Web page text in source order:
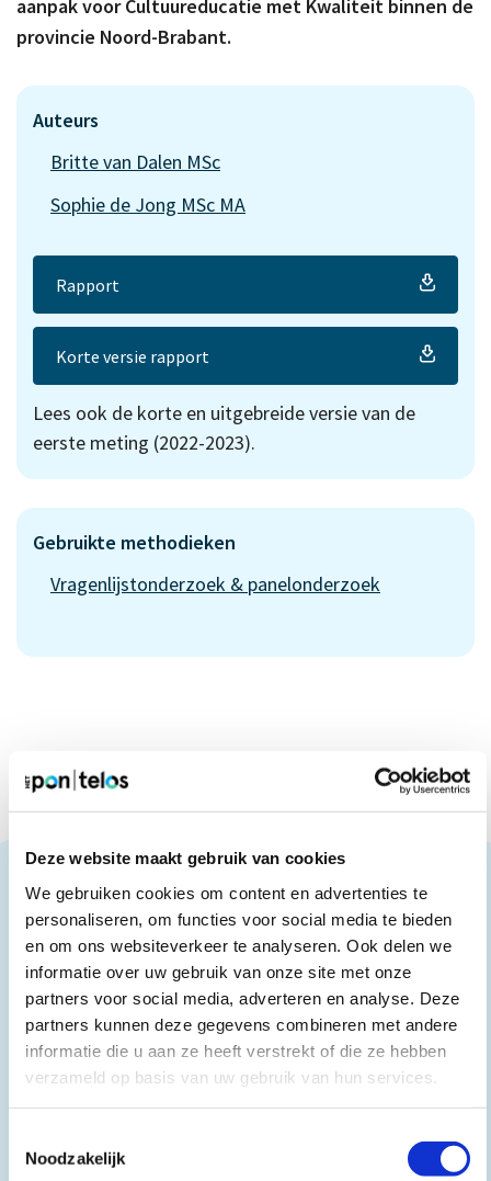
Deze website maakt gebruik van cookies
We gebruiken cookies om content en advertenties te
personaliseren, om functies voor social media te bieden
en om ons websiteverkeer te analyseren. Ook delen we
informatie over uw gebruik van onze site met onze
partners voor social media, adverteren en analyse. Deze
partners kunnen deze gegevens combineren met andere
informatie die u aan ze heeft verstrekt of die ze hebben
verzameld op basis van uw gebruik van hun services.
Noodzakelijk
aanpak voor Cultuureducatie met Kwaliteit binnen de
provincie Noord-Brabant.
Auteurs
Britte van Dalen MSc
Sophie de Jong MSc MA
Rapport
Korte versie rapport
Lees ook de korte en uitgebreideversie van de
eerste meting (2022-2023).
Gebruikte methodieken
Vragenlijstonderzoek & panelonderzoek
Ook interessant